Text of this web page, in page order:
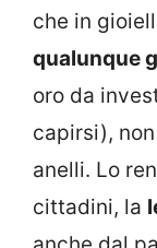
che in
qualunque
oro da
capirsi),
anelli. Lo
cittadini, la